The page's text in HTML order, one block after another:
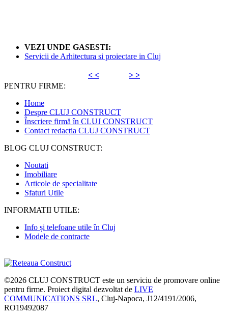
VEZI UNDE GASESTI:
Servicii de Arhitectura si proiectare in Cluj
< <
> >
PENTRU FIRME:
Home
Despre CLUJ CONSTRUCT
Înscriere firmă în CLUJ CONSTRUCT
Contact redacția CLUJ CONSTRUCT
BLOG CLUJ CONSTRUCT:
Noutati
Imobiliare
Articole de specialitate
Sfaturi Utile
INFORMATII UTILE:
Info și telefoane utile în Cluj
Modele de contracte
©2026 CLUJ CONSTRUCT este un serviciu de promovare online
pentru firme. Proiect digital dezvoltat de LIVE
COMMUNICATIONS SRL, Cluj-Napoca, J12/4191/2006,
RO19492087